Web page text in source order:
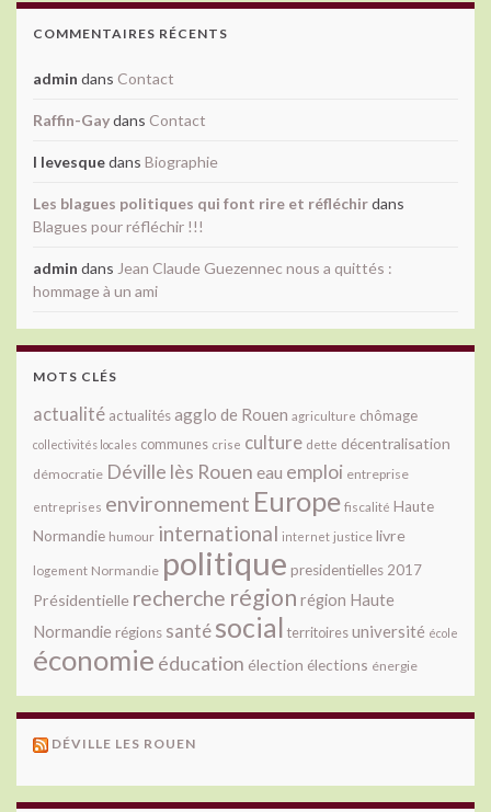
COMMENTAIRES RÉCENTS
admin dans Contact
Raffin-Gaydans Contact
l levesquedans Biographie
Les blagues politiques qui font rire et réfléchirdans
Blagues pour réfléchir !!!
admin dans Jean Claude Guezennec nous a quittés :
hommage à un ami
MOTS CLÉS
actualité actualitésagglo de Rouen agriculture chômage
collectivités locales communes crise culture dette décentralisation
démocratie Déville lès Rouen eau emploi entreprise
entreprises environnement Europe fiscalité Haute
Normandie humour international internet justice livre
logement Normandie politique presidentielles 2017
Présidentielle recherche région région Haute
Normandie régions santésocial territoiresuniversité école
économie éducation élection élections énergie
DÉVILLE LES ROUEN